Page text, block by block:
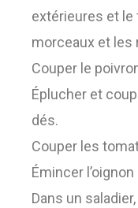
extérieures et le
morceaux et les
Couper le
Éplucher et
dés.
Couper les
Émincer
Dans un